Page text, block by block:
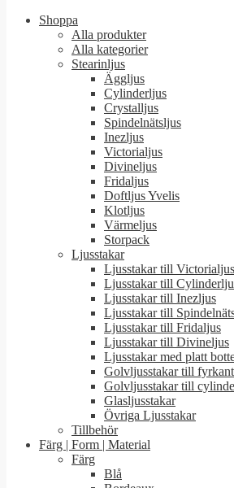
Shoppa
Alla produkter
Alla kategorier
Stearinljus
Äggljus
Cylinderljus
Crystalljus
Spindelnätsljus
Inezljus
Victorialjus
Divineljus
Fridaljus
Doftljus Yvelis
Klotljus
Värmeljus
Storpack
Ljusstakar
Ljusstakar till Victorialjus
Ljusstakar till
Ljusstakar till Inezljus
Ljusstakar till
Ljusstakar till Fridaljus
Ljusstakar till Divineljus
Ljusstakar med platt
Golvljusstakar till
Golvljusstakar till
Glasljusstakar
Övriga Ljusstakar
Tillbehör
Färg | Form | Material
Färg
Blå